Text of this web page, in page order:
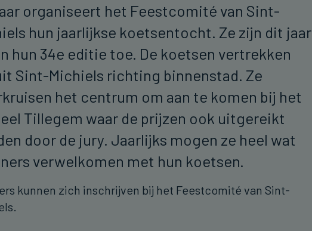
organiseert het Feestcomité van Sint-
hun jaarlijkse koetsentocht. Ze zijn dit jaar
hun 34e editie toe. De koetsen vertrekken
Sint-Michiels richting binnenstad. Ze
het centrum om aan te komen bij het
Tillegem waar de prijzen ook uitgereikt
door de jury. Jaarlijks mogen ze heel wat
verwelkomen met hun koetsen.
kunnen zich inschrijven bij het Feestcomité van Sint-